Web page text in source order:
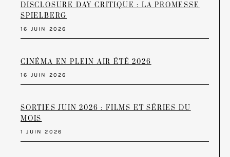
DISCLOSURE DAY CRITIQUE : LA PROMESSE
SPIELBERG
16 JUIN 2026
CINÉMA EN PLEIN AIR ÉTÉ 2026
16 JUIN 2026
SORTIES JUIN 2026 : FILMS ET SÉRIES DU
MOIS
1 JUIN 2026